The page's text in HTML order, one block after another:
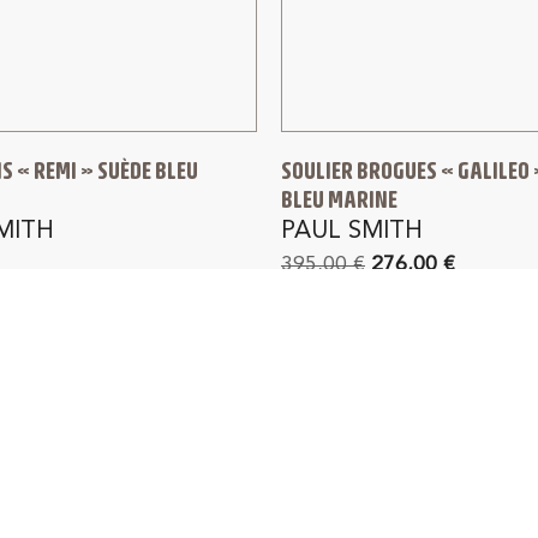
« REMI » SUÈDE BLEU
SOULIER BROGUES «
BLEU MARINE
PAUL SMITH
395,00€ 276,00 €